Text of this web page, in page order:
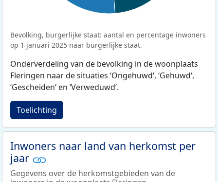
Bevolking, burgerlijke staat: aantal en percentage inwoners
op 1 januari 2025 naar burgerlijke staat.
Onderverdeling van de bevolking in de woonplaats
Fleringen naar de situaties ‘Ongehuwd‘, ‘Gehuwd‘,
‘Gescheiden‘ en ‘Verweduwd‘.
Toelichting
Inwoners naar land van herkomst per
jaar
Gegevens over de herkomstgebieden van de